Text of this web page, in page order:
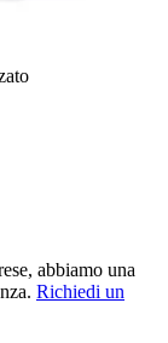
abbiamo una
Richiedi un